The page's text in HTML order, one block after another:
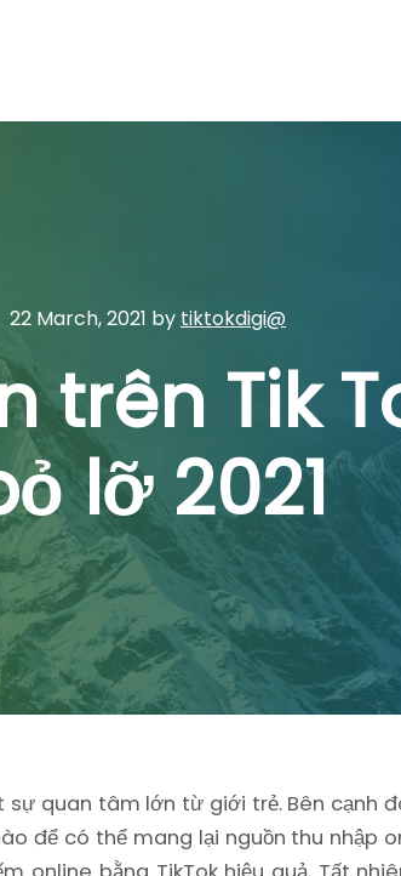
22 March, 2021 by tiktokdigi@
trên Tik
lỡ 2021
sự quan tâm lớn từ giới trẻ. Bên cạnh
để có thể mang lại nguồn thu nhập